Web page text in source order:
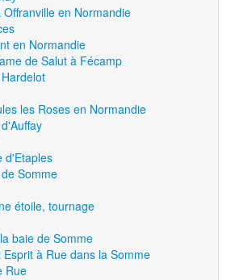
en Normandie
en Normandie
de Salut à Fécamp
les Roses en Normandie
d'Etaples
Somme
étoile, tournage
baie de Somme
à Rue dans la Somme
Rue